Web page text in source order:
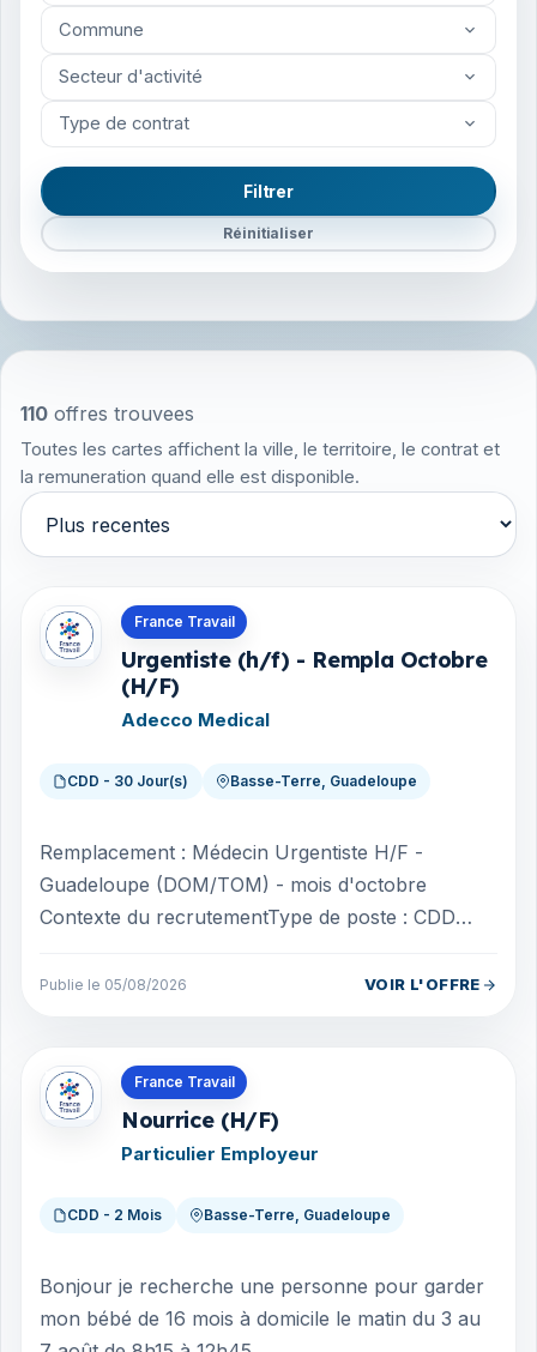
Commune
Secteur d'activité
Type de contrat
Filtrer
Réinitialiser
110 offres trouvees
Toutes les cartes affichent la ville, le territoire, le contrat et
la remuneration quand elle est disponible.
Trier par
France Travail
Urgentiste (h/f) - Rempla Octobre
(H/F)
Adecco Medical
CDD - 30 Jour(s) Basse-Terre, Guadeloupe
Remplacement : Médecin Urgentiste H/F -
Guadeloupe (DOM/TOM) - mois d'octobre
Contexte du recrutementType de poste : CDD
: octob...
Publie le 05/08/2026 VOIR L'OFFRE
Offres en Guadeloupe
France Travail
Nourrice (H/F)
Particulier Employeur
CDD - 2 Mois Basse-Terre, Guadeloupe
Bonjour je recherche une personne pour garder
mon bébé de 16 mois à domicile le matin du 3 au
Offres en Guadeloupe